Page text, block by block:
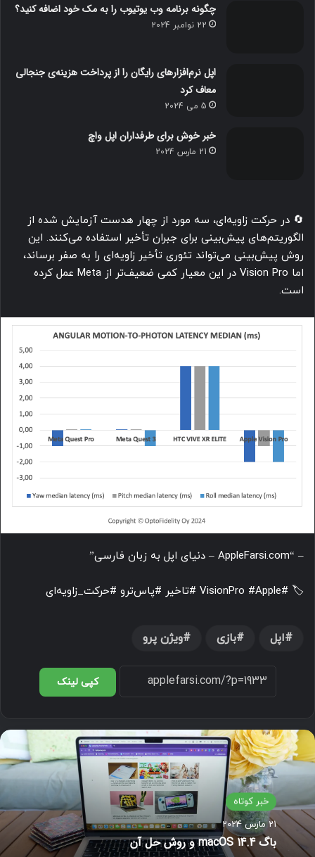
چگونه برنامه وب یوتیوب را به مک خود اضافه کنید؟
22 نوامبر 2024
اپل نرم‌افزارهای رایگان را از پرداخت هزینه‌ی جنجالی
معاف کرد
5 می 2024
خبر خوش برای طرفداران اپل واچ
21 مارس 2024
🔄 در حرکت زاویه‌ای، سه مورد از چهار هدست آزمایش شده از
الگوریتم‌های پیش‌بینی برای جبران تأخیر استفاده می‌کنند. این
روش پیش‌بینی می‌تواند تئوری تأخیر زاویه‌ای را به صفر برساند،
اما Vision Pro در این معیار کمی ضعیف‌تر از Meta عمل کرده
است.
– “AppleFarsi.com – دنیای اپل به زبان فارسی”
🏷️ #VisionPro #Apple #تاخیر #پاس‌ترو #حرکت_زاویه‌ای
اپل بازی ویژن پرو
کپی لینک
خبر کوتاه
21 مارس 2024
باگ macOS 14.4 و روش حل آن